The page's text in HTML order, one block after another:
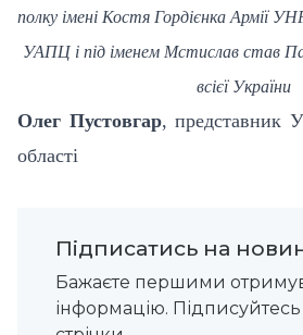
полку імені Костя Гордієнка Армії
УАПЦ і під іменем Мстислав став
всієї України
Олег Пустовгар, представник
області
Підписатись на
Бажаєте першими
інформацію.